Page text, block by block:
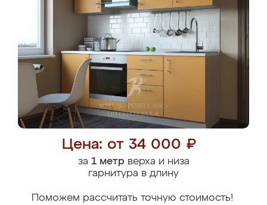
Цена: от 34 000 ₽
за 1 метрверха и низа
гарнитура в длину
Поможем рассчитать точную стоимость!